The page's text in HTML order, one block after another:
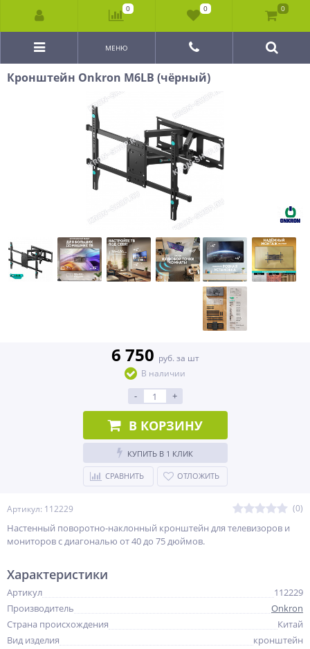
МЕНЮ
Кронштейн Onkron M6LB (чёрный)
Артикул: 112229 (0)
Настенный поворотно-наклонный кронштейн для телевизоров и
мониторов с диагональю от 40 до 75 дюймов.
6 750 руб. за шт
В наличии
- +
В КОРЗИНУ
КУПИТЬ В 1 КЛИК
СРАВНИТЬ ОТЛОЖИТЬ
Характеристики
Артикул
112229
Производитель
Onkron
Страна происхождения
Китай
Вид изделия
кронштейн
0 0 0